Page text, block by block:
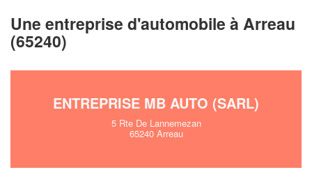
Une entreprise d'automobile à Arreau
(65240)
ENTREPRISE MB AUTO (SARL)
5 Rte De Lannemezan
65240 Arreau
En savoir plus